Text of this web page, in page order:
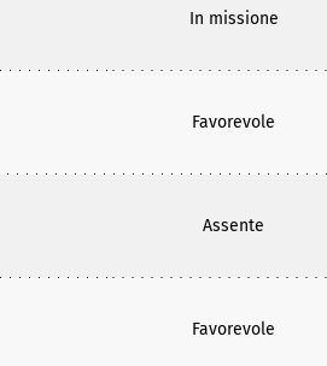
In missione
Favorevole
Assente
Favorevole